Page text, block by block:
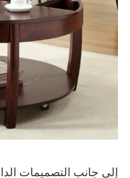
إلى جانب التصميمات